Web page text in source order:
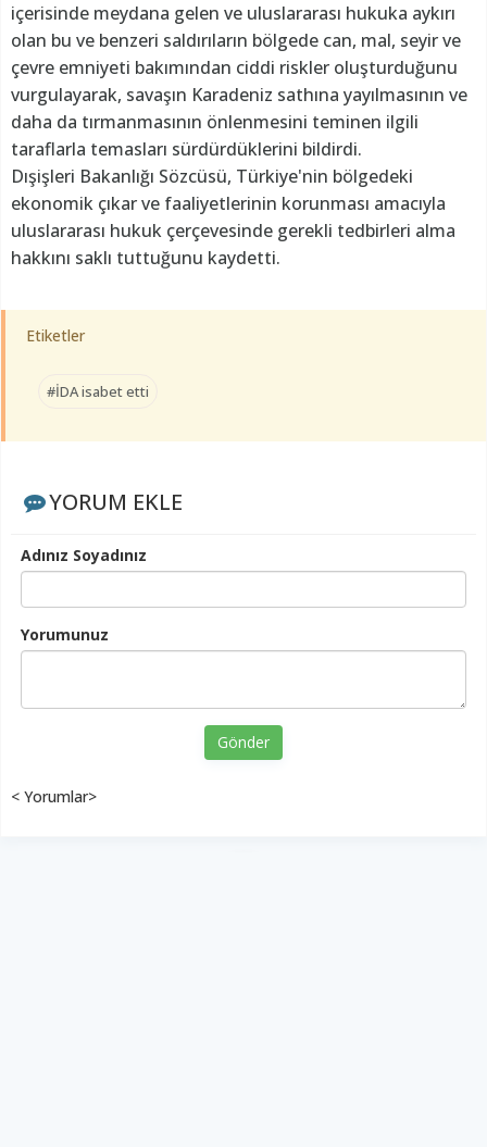
içerisinde meydana gelen ve uluslararası hukuka aykırı
olan bu ve benzeri saldırıların bölgede can, mal, seyir ve
çevre emniyeti bakımından ciddi riskler oluşturduğunu
vurgulayarak, savaşın Karadeniz sathına yayılmasının ve
daha da tırmanmasının önlenmesini teminen ilgili
taraflarla temasları sürdürdüklerini bildirdi.
Dışişleri Bakanlığı Sözcüsü, Türkiye'nin bölgedeki
ekonomik çıkar ve faaliyetlerinin korunması amacıyla
uluslararası hukuk çerçevesinde gerekli tedbirleri alma
hakkını saklı tuttuğunu kaydetti.
Etiketler
#İDA isabet etti
YORUM EKLE
Adınız Soyadınız
Yorumunuz
Gönder
< Yorumlar>